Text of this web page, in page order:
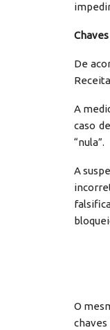
De
A
caso
“nula”.
A
O
chaves